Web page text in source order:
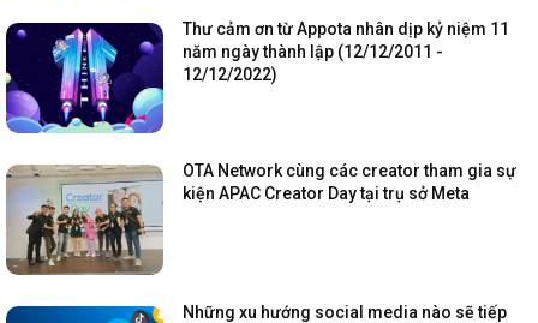
Thư cảm ơn từ Appota nhân dịp kỷ niệm 11
năm ngày thành lập (12/12/2011 -
12/12/2022)
OTA Network cùng các creator tham gia sự
kiện APAC Creator Day tại trụ sở Meta
Những xu hướng social media nào sẽ tiếp